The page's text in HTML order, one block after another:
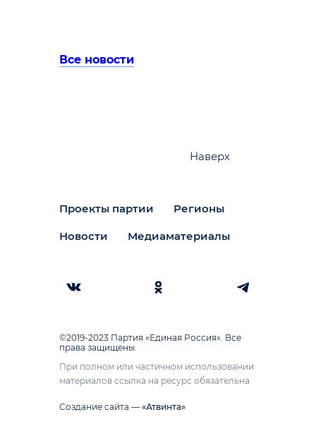
Все новости
Проекты партии Регионы
Новости Медиаматериалы
Наверх
©2019-2023 Партия «Единая Россия». Все
права защищены.
При полном или частичном использовании
материалов ссылка на ресурс обязательна
Создание сайта — «Атвинта»